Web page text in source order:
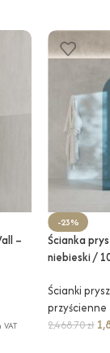
–
-23%
Ścianka
niebieski /
Ścianki
przyścienne
2,468.70zł